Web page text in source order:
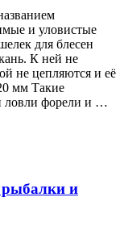
и уловистые
для блесен
К ней не
не цепляются и её
мм Такие
ловли форели и …
рыбалки и